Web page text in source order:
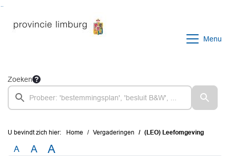
Menu
Zoeken
U bevindt zich hier: Home Vergaderingen (LEO) Leefomgeving
A A A